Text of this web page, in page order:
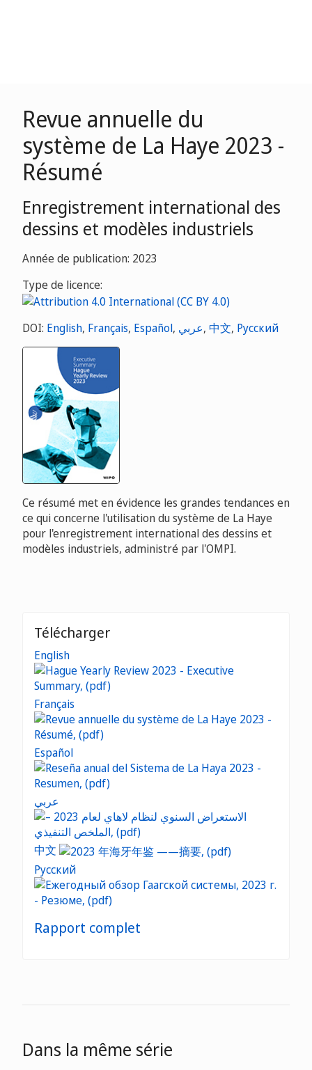
Revue annuelle du
système de La Haye 2023 -
Résumé
Enregistrement international des
dessins et modèles industriels
Année de publication: 2023
Type de licence:
DOI: English, Français, Español, عربي, 中文, Русский
Ce résumé met en évidence les grandes tendances en
ce qui concerne l'utilisation du système de La Haye
pour l'enregistrement international des dessins et
modèles industriels, administré par l'OMPI.
Télécharger
English
Français
Español
عربي
中文
Русский
Rapport complet
Dans la même série